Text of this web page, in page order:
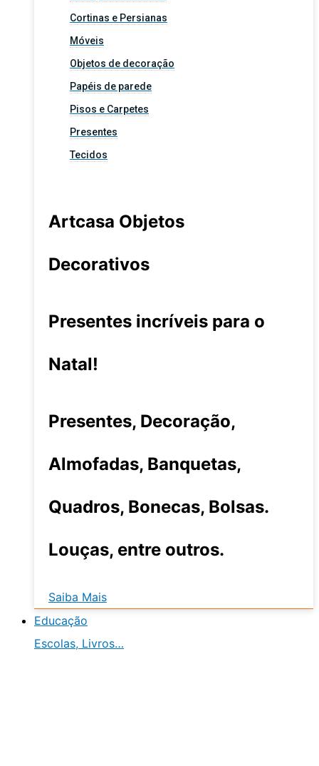
Cortinas e Persianas
Móveis
Objetos de decoração
Papéis de parede
Pisos e Carpetes
Presentes
Tecidos
Artcasa Objetos
Decorativos
Presentes incríveis para o
Natal!
Presentes, Decoração,
Almofadas, Banquetas,
Quadros, Bonecas, Bolsas.
Louças, entre outros.
Saiba Mais
Educação
Escolas, Livros…